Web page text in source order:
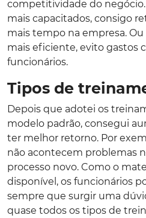
competitividade do
mais capacitados, consigo
mais tempo na empresa.
mais eficiente, evito gastos
funcionários.
Tipos de
Depois que adotei os
modelo padrão, consegui
ter melhor retorno. Por
não acontecem problemas
processo novo. Como o
disponível, os funcionários
sempre que surgir uma
quase todos os tipos de